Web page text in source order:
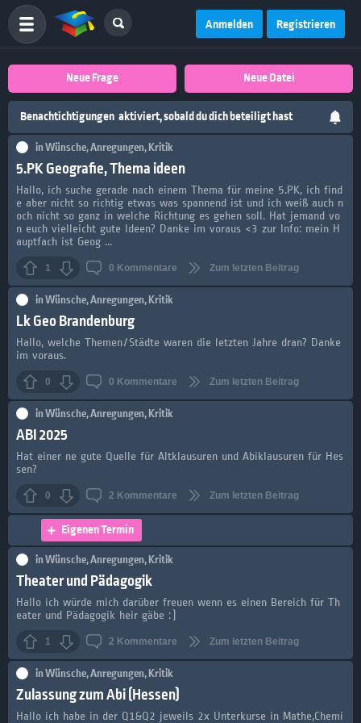
Anmelden Registrieren
Neue Frage Neue Datei
Benachtichtigungen aktiviert, sobald du dich beteiligt hast
inWünsche, Anregungen, Kritik
5.PK Geografie, Thema ideen
Hallo, ich suche gerade nach einem Thema für meine 5.PK, ich find
e aber nicht so richtig etwas was spannend ist und ich weiß auch n
och nicht so ganz in welche Richtung es gehen soll. Hat jemand vo
n euch vielleicht gute Ideen? Danke im voraus <3 zur Info: mein H
auptfach ist Geog ...
1 0 Kommentare Zum letzten Beitrag
inWünsche, Anregungen, Kritik
Lk Geo Brandenburg
Hallo, welche Themen/Städte waren die letzten Jahre dran? Danke
im voraus.
0 0 Kommentare Zum letzten Beitrag
inWünsche, Anregungen, Kritik
ABI 2025
Hat einer ne gute Quelle für Altklausuren und Abiklausuren für Hes
sen?
0 2 Kommentare Zum letzten Beitrag
Eigenen Termin
inWünsche, Anregungen, Kritik
Theater und Pädagogik
Hallo ich würde mich darüber freuen wenn es einen Bereich für Th
eater und Pädagogik heir gäbe :)
1 2 Kommentare Zum letzten Beitrag
inWünsche, Anregungen, Kritik
Zulassung zum Abi (Hessen)
Hallo ich habe in der Q1&Q2 jeweils 2x Unterkurse in Mathe,Chemi